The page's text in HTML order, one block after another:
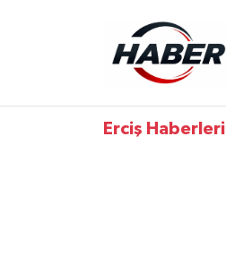
Erciş Haberleri